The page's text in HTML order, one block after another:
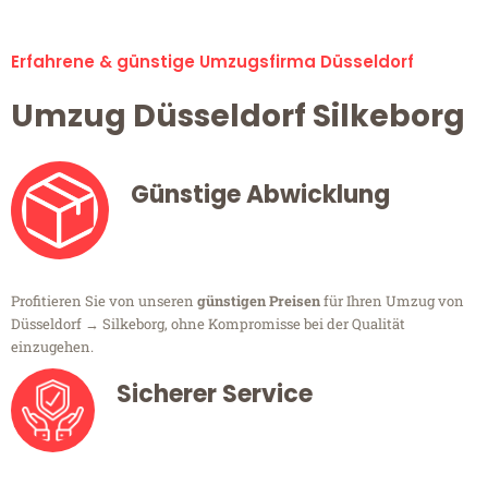
Erfahrene & günstige Umzugsfirma Düsseldorf
Umzug Düsseldorf Silkeborg
Günstige Abwicklung
Profitieren Sie von unseren günstigen Preisenfür Ihren Umzug von
Düsseldorf → Silkeborg, ohne Kompromisse bei der Qualität
einzugehen.
Sicherer Service